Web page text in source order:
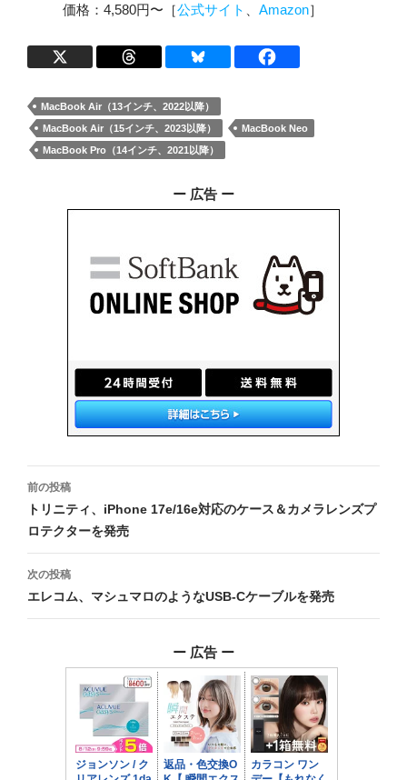
価格：4,580円〜［公式サイト Amazon］
MacBook Air（13インチ、2022以降）
MacBook Air（15インチ、2023以降）
MacBook Neo
MacBook Pro（14インチ、2021以降）
ー 広告 ー
投
稿
ナ
ビ
ゲ
前の投稿
トリニティ、iPhone 17e/16e対応のケース＆カメラレンズプ
ロテクターを発売
次の投稿
エレコム、マシュマロのようなUSB-Cケーブルを発売
ー 広告 ー